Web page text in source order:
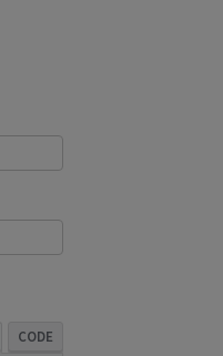
CODE